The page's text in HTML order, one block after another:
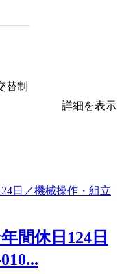
替制
詳細を表示
間休日124日